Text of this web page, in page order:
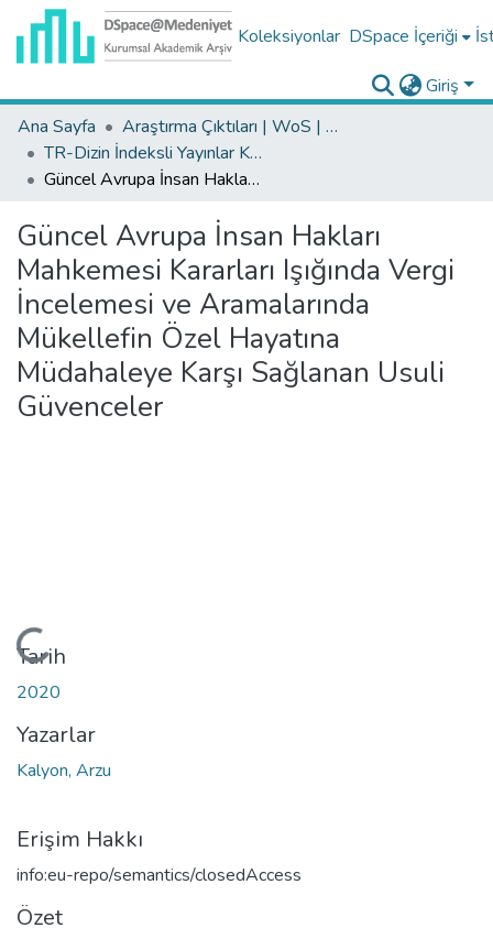
Koleksiyonlar DSpace İçeriği
Giriş
Ana Sayfa
Araştırma Çıktıları | WoS | Scopus | TR-Dizin | PubMed
TR-Dizin İndeksli Yayınlar Koleksiyonu
Güncel Avrupa İnsan Hakları Mahkemesi Kararları Işığında Vergi İncelemesi ve Aramalarında Mükellefin Özel Hayatına Müdahaleye Karşı Sağlanan Usuli Güvenceler
Güncel Avrupa İnsan Hakları
Mahkemesi Kararları Işığında Vergi
İncelemesi ve Aramalarında
Mükellefin Özel Hayatına
Müdahaleye Karşı Sağlanan Usuli
Güvenceler
Yükleniyor...
Tarih
2020
Yazarlar
Kalyon, Arzu
Erişim Hakkı
info:eu-repo/semantics/closedAccess
Özet